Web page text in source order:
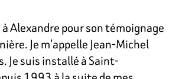
Alexandre pour son témoignage
Je m’appelle Jean-Michel
Je suis installé à Saint-